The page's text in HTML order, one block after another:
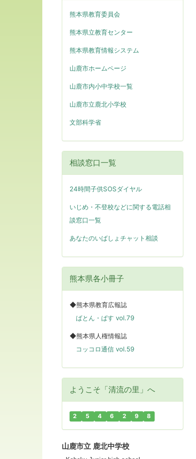
熊本県教育委員会
熊本県立教育センター
熊本県教育情報システム
山鹿市ホームページ
山鹿市内小中学校一覧
山鹿市立鹿北小学校
文部科学省
相談窓口一覧
24時間子供SOSダイヤル
いじめ・不登校などに関する電話相
談窓口一覧
あなたのいばしょチャット相談
熊本県各小冊子
◆熊本県教育広報誌
ばとん・ぱす vol.79
◆熊本県人権情報誌
コッコロ通信 vol.59
ようこそ「清流の里」へ
2 5 4 6 2 9 8
山鹿市立 鹿北中学校